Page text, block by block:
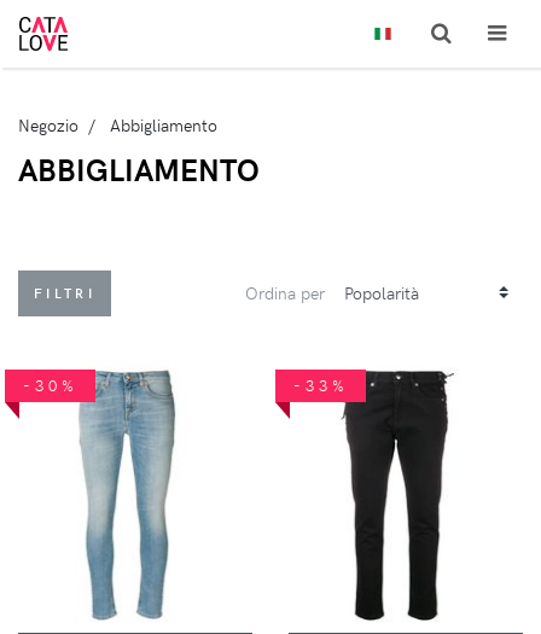
Negozio Abbigliamento
ABBIGLIAMENTO
FILTRI Ordina per
-30% -33%